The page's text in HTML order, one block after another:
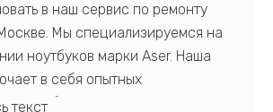
в наш сервис по ремонту
Мы специализируемся на
ноутбуков марки Aser. Наша
в себя опытных
с обширными знаниями и